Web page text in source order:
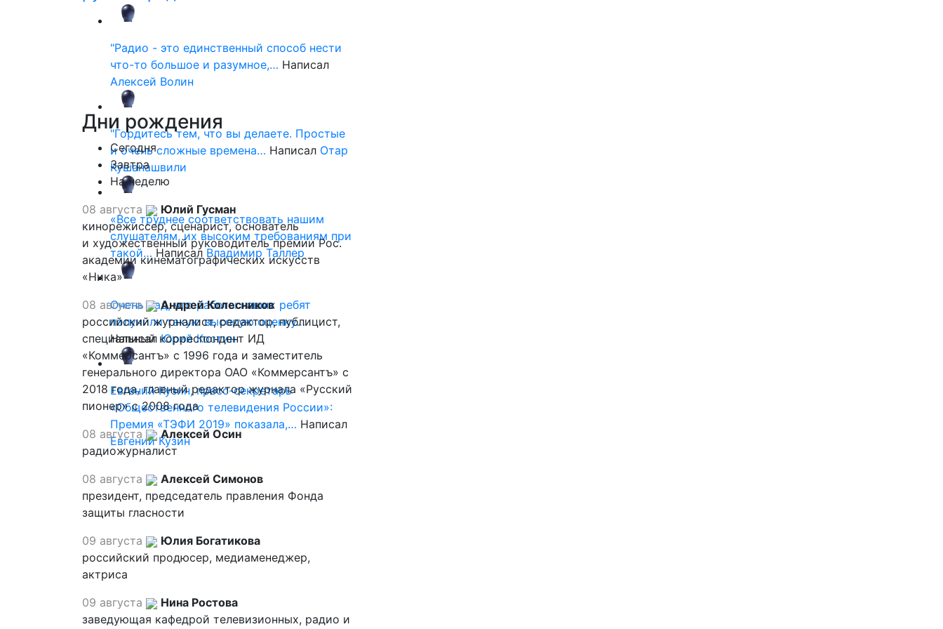
"Радио - это единственный способ нести
что-то большое и разумное,… Написал
Алексей Волин
"Гордитесь тем, что вы делаете. Простые
и очень сложные времена… Написал Отар
Кушанашвили
«Все труднее соответствовать нашим
слушателям, их высоким требованиям при
такой… Написал Владимир Таллер
Очень рад, что работы наших ребят
получили такую высокую оценку…
НаписалЮрий Костин
Евгений Кузин, пресс-секретарь
«Общественного телевидения России»:
Премия «ТЭФИ 2019» показала,… Написал
Евгений Кузин
Дни рождения
Сегодня
Завтра
На неделю
08 августа
Юлий Гусман
кинорежиссер, сценарист, основатель
и художественный руководитель премии Рос.
академии кинематографических искусств
«Ника»
08 августа
Андрей Колесников
российский журналист, редактор, публицист,
специальный корреспондент ИД
«Коммерсантъ» с 1996 года и заместитель
генерального директора ОАО «Коммерсантъ» с
2018 года, главный редактор журнала «Русский
пионер» с 2008 года
08 августа
Алексей Осин
радиожурналист
08 августа
Алексей Симонов
президент, председатель правления Фонда
защиты гласности
09 августа
Юлия Богатикова
российский продюсер, медиаменеджер,
актриса
09 августа
Нина Ростова
заведующая кафедрой телевизионных, радио и